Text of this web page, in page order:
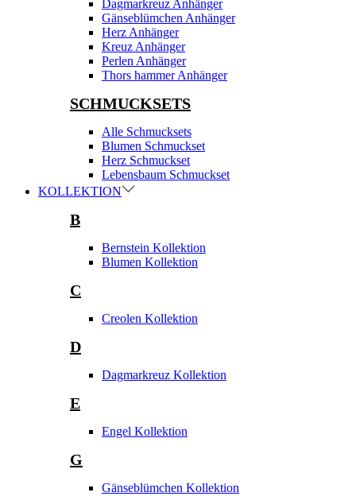
Dagmarkreuz Anhänger
Gänseblümchen Anhänger
Herz Anhänger
Kreuz Anhänger
Perlen Anhänger
Thors hammer Anhänger
SCHMUCKSETS
Alle Schmucksets
Blumen Schmuckset
Herz Schmuckset
Lebensbaum Schmuckset
KOLLEKTION
B
Bernstein Kollektion
Blumen Kollektion
C
Creolen Kollektion
D
Dagmarkreuz Kollektion
E
Engel Kollektion
G
Gänseblümchen Kollektion